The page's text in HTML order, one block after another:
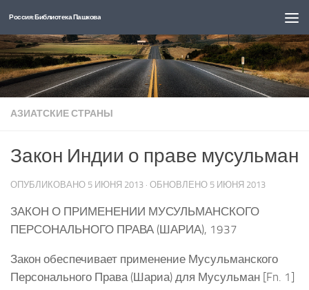
Перейти к содержимому
Россия: Библиотека Пашкова
АЗИАТСКИЕ СТРАНЫ
Закон Индии о праве мусульман
ОПУБЛИКОВАНО 5 ИЮНЯ 2013 · ОБНОВЛЕНО 5 ИЮНЯ 2013
ЗАКОН О ПРИМЕНЕНИИ МУСУЛЬМАНСКОГО
ПЕРСОНАЛЬНОГО ПРАВА (ШАРИА), 1937
Закон обеспечивает применение Мусульманского
Персонального Права (Шариа) для Мусульман [Fn. 1]